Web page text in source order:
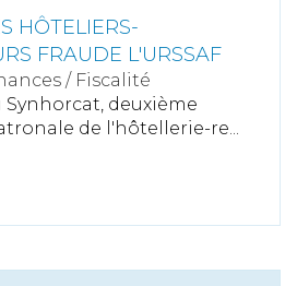
HÔTELIERS-
FRAUDE L'URSSAF
/ Fiscalité
deuxième
de l'hôtellerie-re...